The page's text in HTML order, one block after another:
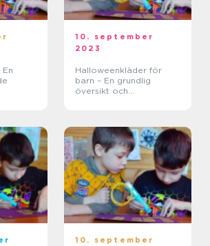
10. september
2023
Halloweenkläder för
barn – En grundlig
översikt och
10. september